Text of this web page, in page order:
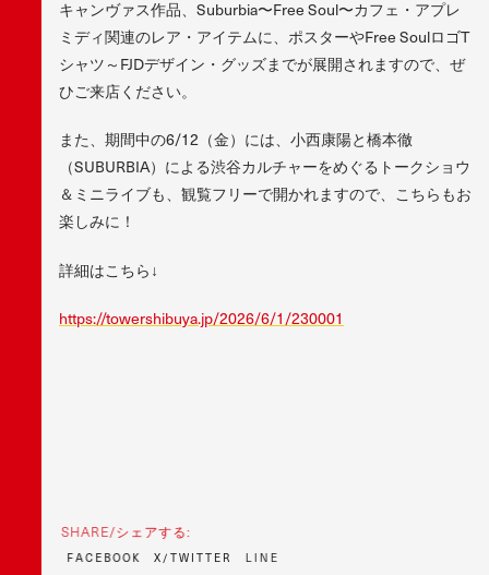
キャンヴァス作品、Suburbia〜Free Soul〜カフェ・アプレ
ミディ関連のレア・アイテムに、ポスターやFree SoulロゴT
シャツ～FJDデザイン・グッズまでが展開されますので、ぜ
ひご来店ください。
また、期間中の6/12（金）には、小西康陽と橋本徹
（SUBURBIA）による渋谷カルチャーをめぐるトークショウ
＆ミニライブも、観覧フリーで開かれますので、こちらもお
楽しみに！
詳細はこちら↓
https://towershibuya.jp/2026/6/1/230001
SHARE/シェアする:
FAC EBOOK X/TWI TTER LINE